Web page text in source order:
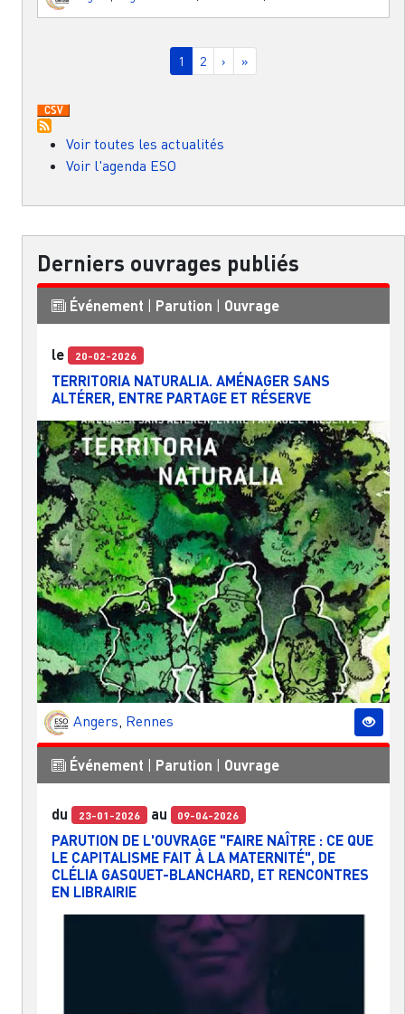
Page courante
1 Page
2 Page suivante
› Dernière page
»
Voir toutes les actualités
Voir l'agenda ESO
Derniers ouvrages publiés
Événement | Parution | Ouvrage
le 20-02-2026
TERRITORIA NATURALIA. AMÉNAGER SANS
ALTÉRER, ENTRE PARTAGE ET RÉSERVE
Angers, Rennes
Événement Parution Ouvrage
du 23-01-2026 au 09-04-2026
PARUTION DE L'OUVRAGE "FAIRE NAÎTRE : CE QUE
LE CAPITALISME FAIT À LA MATERNITÉ", DE
CLÉLIA GASQUET-BLANCHARD, ET RENCONTRES
EN LIBRAIRIE